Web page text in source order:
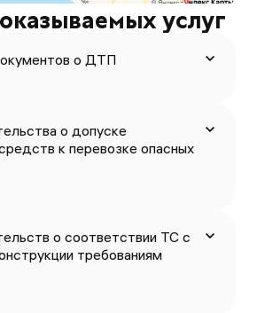
услуг
о ДТП
о допуске
к перевозке опасных
о соответствии ТС с
требованиям